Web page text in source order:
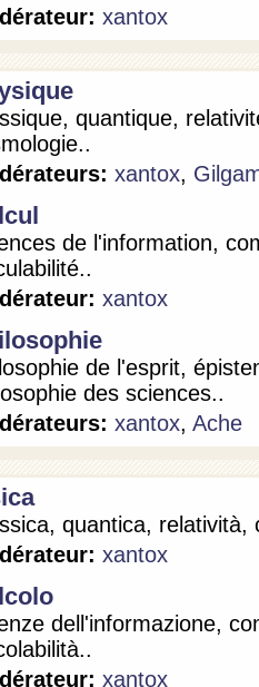
xantox
quantique,
xantox,
de l'information,
xantox
de l'esprit,
des sciences..
xantox, Ache
quantica, relatività,
xantox
dell'informazione,
xantox